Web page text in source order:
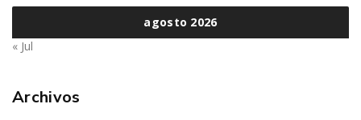
agosto 2026
« Jul
Archivos